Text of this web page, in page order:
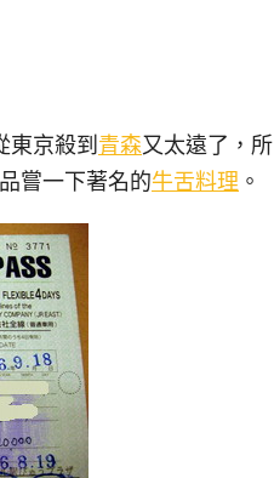
東京殺到青森又太遠了，所
嘗一下著名的牛舌料理 。